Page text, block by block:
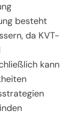
besteht
da KVT-
kann